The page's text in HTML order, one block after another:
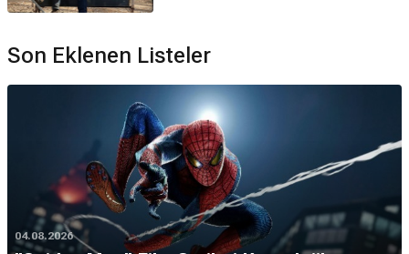
Son Eklenen Listeler
04.08.2026